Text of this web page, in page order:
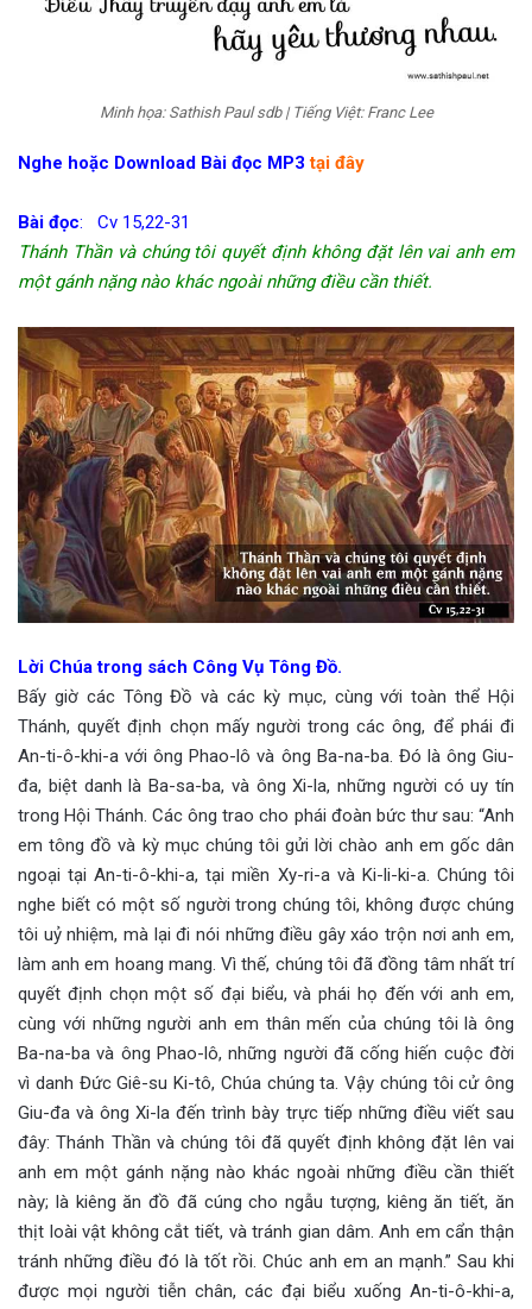
Minh họa: Sathish Paul sdb | Tiếng Việt: Franc Lee
Nghe hoặc Download Bài đọc MP3tại đây
Bài đọc: Cv 15,22-31
Thánh Thần và chúng tôi quyết định không đặt lên vai anh em
một gánh nặng nào khác ngoài những điều cần thiết.
Lời Chúa trong sách Công Vụ Tông Đồ.
Bấy giờ các Tông Đồ và các kỳ mục, cùng với toàn thể Hội
Thánh, quyết định chọn mấy người trong các ông, để phái đi
An-ti-ô-khi-a với ông Phao-lô và ông Ba-na-ba. Đó là ông Giu-
đa, biệt danh là Ba-sa-ba, và ông Xi-la, những người có uy tín
trong Hội Thánh. Các ông trao cho phái đoàn bức thư sau: “Anh
em tông đồ và kỳ mục chúng tôi gửi lời chào anh em gốc dân
ngoại tại An-ti-ô-khi-a, tại miền Xy-ri-a và Ki-li-ki-a. Chúng tôi
nghe biết có một số người trong chúng tôi, không được chúng
tôi uỷ nhiệm, mà lại đi nói những điều gây xáo trộn nơi anh em,
làm anh em hoang mang. Vì thế, chúng tôi đã đồng tâm nhất trí
quyết định chọn một số đại biểu, và phái họ đến với anh em,
cùng với những người anh em thân mến của chúng tôi là ông
Ba-na-ba và ông Phao-lô, những người đã cống hiến cuộc đời
vì danh Đức Giê-su Ki-tô, Chúa chúng ta. Vậy chúng tôi cử ông
Giu-đa và ông Xi-la đến trình bày trực tiếp những điều viết sau
đây: Thánh Thần và chúng tôi đã quyết định không đặt lên vai
anh em một gánh nặng nào khác ngoài những điều cần thiết
này; là kiêng ăn đồ đã cúng cho ngẫu tượng, kiêng ăn tiết, ăn
thịt loài vật không cắt tiết, và tránh gian dâm. Anh em cẩn thận
tránh những điều đó là tốt rồi. Chúc anh em an mạnh.” Sau khi
được mọi người tiễn chân, các đại biểu xuống An-ti-ô-khi-a,